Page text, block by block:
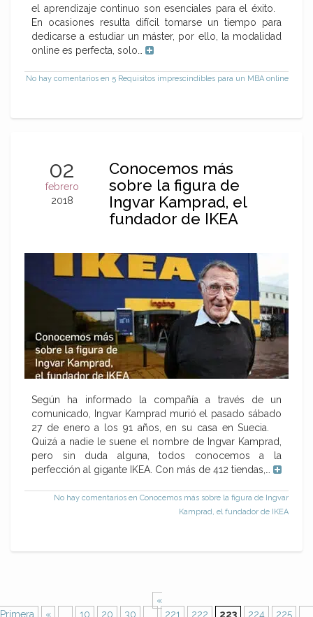
el aprendizaje continuo son esenciales para el éxito.
En ocasiones resulta difícil tomarse un tiempo para
dedicarse a estudiar un máster, por ello, la modalidad
online es perfecta, solo…
No hay comentarios en 5 Requisitos imprescindibles para un MBA online
02
febrero
2018
Conocemos más
sobre la figura de
Ingvar Kamprad, el
fundador de IKEA
Según ha informado la compañía a través de un
comunicado, Ingvar Kamprad murió el pasado sábado
27 de enero a los 91 años, en su casa en Suecia.
Quizá a nadie le suene el nombre de Ingvar Kamprad,
pero sin duda alguna, todos conocemos a la
perfección al gigante IKEA. Con más de 412 tiendas,…
No hay comentarios en Conocemos más sobre la figura de Ingvar
Kamprad, el fundador de IKEA
«
Primera
« 10 20 30 221 222 223 224 225